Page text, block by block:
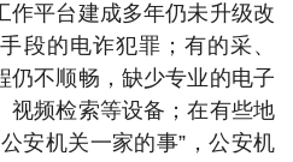
作平台建成多年仍未升级改
段的电诈犯罪；有的采、
仍不顺畅，缺少专业的电子
视频检索等设备；在有些地
安机关一家的事”，公安机